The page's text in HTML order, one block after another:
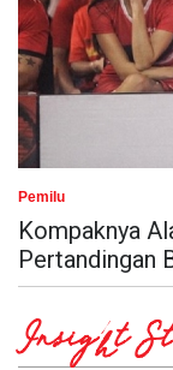
Pemilu
Kompaknya
Pertandingan
Insight